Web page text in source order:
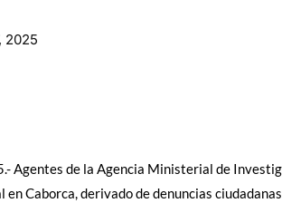
2025
Agentes de la Agencia Ministerial de
Caborca, derivado de denuncias